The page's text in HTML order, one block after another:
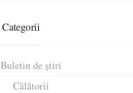
Categorii
Buletin de știri
Călătorii